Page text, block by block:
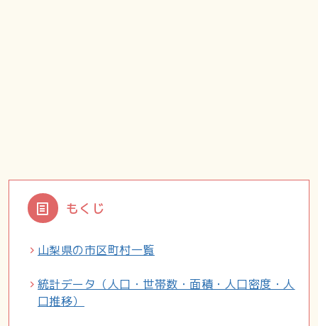
もくじ
山梨県の市区町村一覧
統計データ（人口・世帯数・面積・人口密度・人
口推移）